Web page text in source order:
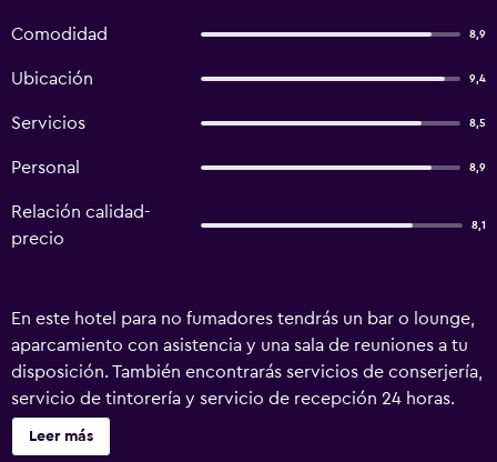
Comodidad 8,9
Ubicación 9,4
Servicios 8,5
Personal 8,9
Relación calidad-
precio
8,1
En este hotel para no fumadores tendrás un bar o lounge,
aparcamiento con asistencia y una sala de reuniones a tu
disposición. También encontrarás servicios de conserjería,
servicio de tintorería y servicio de recepción 24 horas.
Beacon Grand, A Union Square Hotel ofrece 418
alojamientos con caja fuerte (cabe un portátil) y botella de
Leer más